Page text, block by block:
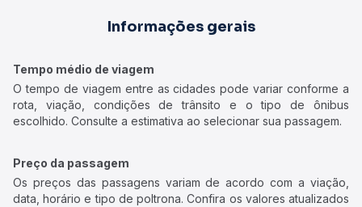
Informações gerais
Tempo médio de viagem
O tempo de viagem entre as cidades pode variar conforme a
rota, viação, condições de trânsito e o tipo de ônibus
escolhido. Consulte a estimativa ao selecionar sua passagem.
Preço da passagem
Os preços das passagens variam de acordo com a viação,
data, horário e tipo de poltrona. Confira os valores atualizados